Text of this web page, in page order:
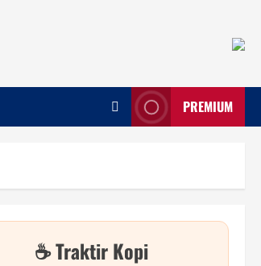
PREMIUM
☕ Traktir Kopi